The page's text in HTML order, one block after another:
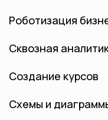
Роботизация
Сквозная
Создание курсов
Схемы и